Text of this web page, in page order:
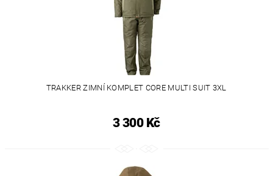
TRAKKER ZIMNÍ KOMPLET CORE MULTI SUIT 3XL
3 300 Kč